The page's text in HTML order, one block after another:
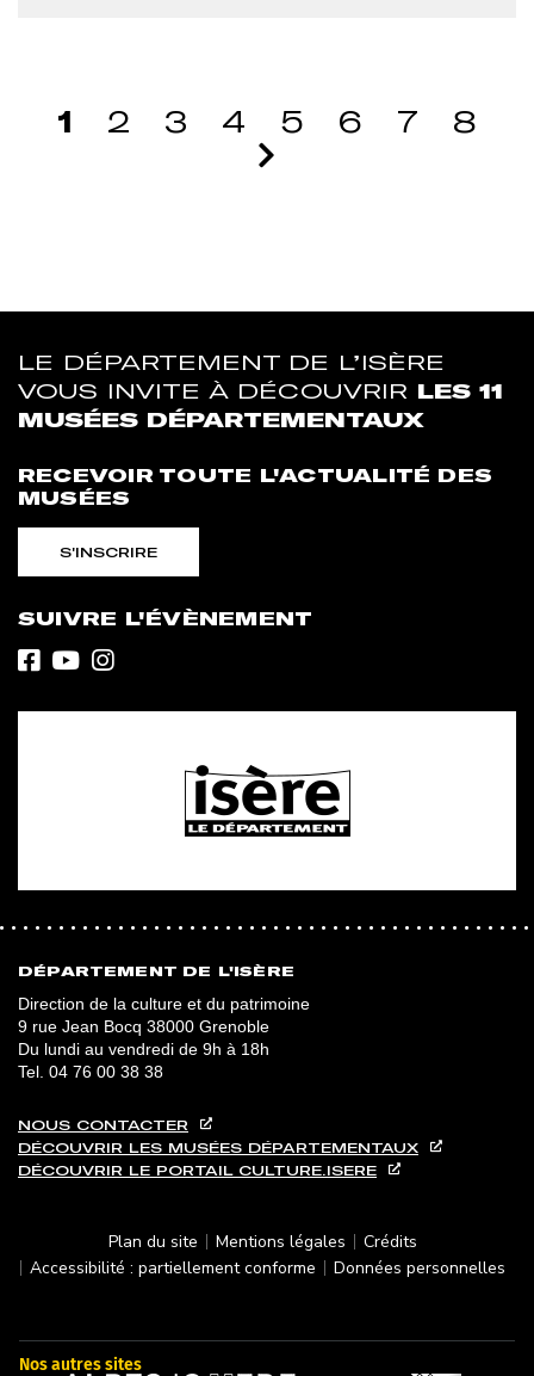
Page courante
1 Aller à la page
2 Aller à la page
3 Aller à la page
4 Aller à la
5 Aller à la
6 Aller à
7 8
LE DÉPARTEMENT DE L’ISÈRE
VOUS INVITE À DÉCOUVRIR LES 11
MUSÉES DÉPARTEMENTAUX
RECEVOIR TOUTE L'ACTUALITÉ DES
MUSÉES
S'INSCRIRE
SUIVRE L'ÉVÈNEMENT
Facebook
YoutubeInstagram
DÉPARTEMENT DE L'ISÈRE
Direction de la culture et du patrimoine
9 rue Jean Bocq 38000 Grenoble
Du lundi au vendredi de 9h à 18h
Tel. 04 76 00 38 38
NOUS CONTACTER
DÉCOUVRIR LES MUSÉES DÉPARTEMENTAUX
DÉCOUVRIR LE PORTAIL CULTURE.ISERE
Plan du site Mentions légales
Crédits
Accessibilité : partiellement conforme
Données personnelles
Nos autres sites